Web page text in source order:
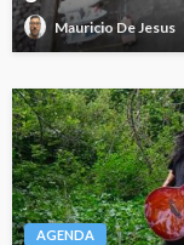
Mauricio De Jesus
AGENDA